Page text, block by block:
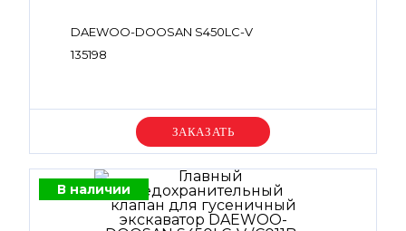
DAEWOO-DOOSAN S450LC-V
135198
Уточняйте цену
В наличии